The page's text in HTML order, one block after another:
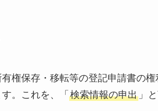
権保存・移転等の登記申請書の
。これを、「 検索情報の申出 」